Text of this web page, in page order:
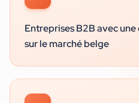
Entreprises B2B avec
sur le marché belge